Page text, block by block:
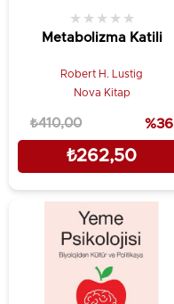
Metabolizma Katili
★ ★ ★ ★ ★
Robert H. Lustig
Nova Kitap
₺262,50
₺410,00 %36